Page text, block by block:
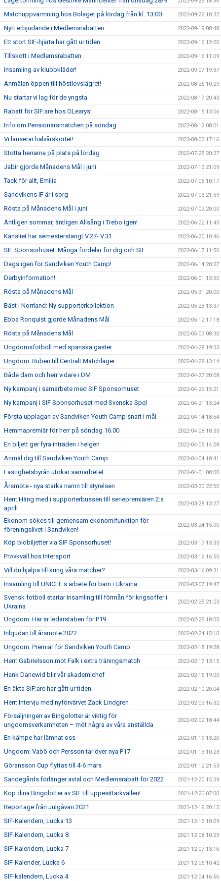
Matchuppvärmning hos Bolaget på lördag från kl. 13:00 2022-09-22 10:32
Nytt erbjudande i Medlemsrabatten 2022-09-19 08:48
Ett stort SIF-hjärta har gått ur tiden 2022-09-16 12:00
Tillskott i Medlemsrabatten 2022-09-16 11:09
Insamling av klubbkläder! 2022-09-07 19:37
Anmälan öppen till höstlovslägret! 2022-08-25 10:29
Nu startar vi lag för de yngsta 2022-08-17 20:43
Rabatt för SIF:are hos OLearys! 2022-08-15 13:06
Info om Pensionärsmatchen på söndag 2022-08-12 08:01
Vi lanserar halvårskortet! 2022-08-03 17:16
Stötta herrarna på plats på lördag 2022-07-25 20:37
Jabir gjorde Månadens Mål i juni 2022-07-13 21:09
Tack för allt, Emilia 2022-07-05 10:17
Sandvikens IF är i sorg 2022-07-03 21:59
Rösta på Månadens Mål i juni 2022-07-02 20:00
Äntligen sommar, äntligen Allsång i Trebo igen! 2022-06-22 11:43
Kansliet har semesterstängt V.27- V.31 2022-06-20 10:46
SIF Sponsorhuset. Många fördelar för dig och SIF 2022-06-17 11:50
Dags igen för Sandviken Youth Camp! 2022-06-14 20:27
Derbyinformation! 2022-06-01 13:50
Rösta på Månadens Mål 2022-05-31 20:00
Bäst i Norrland: Ny supporterkollektion 2022-05-23 13:37
Ebba Ronquist gjorde Månadens Mål 2022-05-12 17:18
Rösta på Månadens Mål 2022-05-03 08:30
Ungdomsfotboll med spanska gäster 2022-04-28 19:33
Ungdom: Ruben till Centralt Matchläger 2022-04-28 13:14
Både dam och herr vidare i DM 2022-04-27 20:08
Ny kampanj i samarbete med SIF Sponsorhuset 2022-04-26 15:21
Ny kampanj i SIF Sponsorhuset med Svenska Spel 2022-04-21 13:24
Första upplagan av Sandviken Youth Camp snart i mål 2022-04-14 18:54
Hemmapremiär för herr på söndag 16.00 2022-04-08 18:33
En biljett ger fyra inträden i helgen 2022-04-05 14:08
Anmäl dig till Sandviken Youth Camp 2022-04-04 18:41
Fastighetsbyrån utökar samarbetet 2022-04-01 08:00
Årsmöte - nya starka namn till styrelsen 2022-03-30 22:50
Herr: Häng med i supporterbussen till seriepremiären 2:a
april!
2022-03-28 13:27
Ekonom sökes till gemensam ekonomifunktion för
föreningslivet i Sandviken!
2022-03-24 15:00
Köp biobiljetter via SIF Sponsorhuset! 2022-03-17 13:33
Provkväll hos Intersport 2022-03-16 16:50
Vill du hjälpa till kring våra matcher? 2022-03-16 09:31
Insamling till UNICEF:s arbete för barn i Ukraina 2022-03-07 19:47
Svensk fotboll startar insamling till förmån för krigsoffer i
Ukraina
2022-02-25 21:23
Ungdom: Här är ledarstaben för P19 2022-02-25 18:05
Inbjudan till årsmöte 2022 2022-02-24 15:10
Ungdom: Premiär för Sandviken Youth Camp 2022-02-18 19:28
Herr: Gabrielsson mot Falk i extra träningsmatch 2022-02-17 13:15
Hank Danewid blir vår akademichef 2022-02-15 19:00
En äkta SIF:are har gått ur tiden 2022-02-10 20:04
Herr: Intervju med nyförvärvet Zack Lindgren 2022-02-03 16:32
Försäljningen av Bingolotter är viktig för
ungdomsverkamheten – möt några av våra anställda
2022-02-02 18:44
En kämpe har lämnat oss 2022-01-19 13:20
Ungdom: Vabö och Persson tar över nya P17 2022-01-13 10:23
Göransson Cup flyttas till 4-6 mars 2022-01-12 21:53
Sandegårds förlänger avtal och Medlemsrabatt för 2022 2021-12-20 15:39
Köp dina Bingolotter av SIF till uppesittarkvällen! 2021-12-20 07:00
Reportage från Julgåvan 2021 2021-12-19 20:15
SIF-Kalendern, Lucka 13 2021-12-13 10:09
SIF-Kalendern, Lucka 8 2021-12-08 10:29
SIF-Kalendern, Lucka 7 2021-12-07 13:16
SIF-Kalender, Lucka 6 2021-12-06 10:42
SIF-kalendern, Lucka 4 2021-12-04 16:56